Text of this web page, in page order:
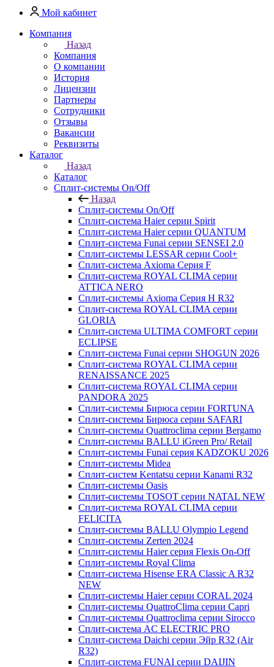
Мой кабинет
Компания
Назад
Компания
О компании
История
Лицензии
Партнеры
Сотрудники
Отзывы
Вакансии
Реквизиты
Каталог
Назад
Каталог
Сплит-системы On/Off
Назад
Сплит-системы On/Off
Сплит-система Haier серии Spirit
Сплит-система Haier серии QUANTUM
Сплит-система Funai серии SENSEI 2.0
Сплит-системы LESSAR серии Cool+
Сплит-система Axioma Серия F
Сплит-система ROYAL CLIMA серии
ATTICA NERO
Сплит-системы Axioma Серия H R32
Сплит-система ROYAL CLIMA серии
GLORIA
Сплит-система ULTIMA COMFORT серии
ECLIPSE
Сплит-система Funai серии SHOGUN 2026
Сплит-система ROYAL CLIMA серии
RENAISSANCE 2025
Сплит-система ROYAL CLIMA серии
PANDORA 2025
Сплит-системы Бирюса серии FORTUNA
Сплит-системы Бирюса серии SAFARI
Сплит-системы Quattroclima серии Bergamo
Сплит-системы BALLU iGreen Pro/ Retail
Сплит-системы Funai серия KADZOKU 2026
Сплит-системы Midea
Сплит-систем Kentatsu серии Kanami R32
Сплит-системы Oasis
Сплит-системы TOSOT серии NATAL NEW
Сплит-система ROYAL CLIMA серии
FELICITA
Сплит-системы BALLU Olympio Legend
Сплит-системы Zerten 2024
Сплит-системы Haier серия Flexis On-Off
Сплит-системы Royal Clima
Сплит-система Hisense ERA Classic A R32
NEW
Сплит-системы Haier cерии CORAL 2024
Сплит-системы QuattroClima серии Capri
Сплит-системы Quattroclima серии Sirocco
Сплит-система AC ELECTRIC PRO
Сплит-система Daichi серии Эйр R32 (Air
R32)
Сплит-система FUNAI серии DAIJIN